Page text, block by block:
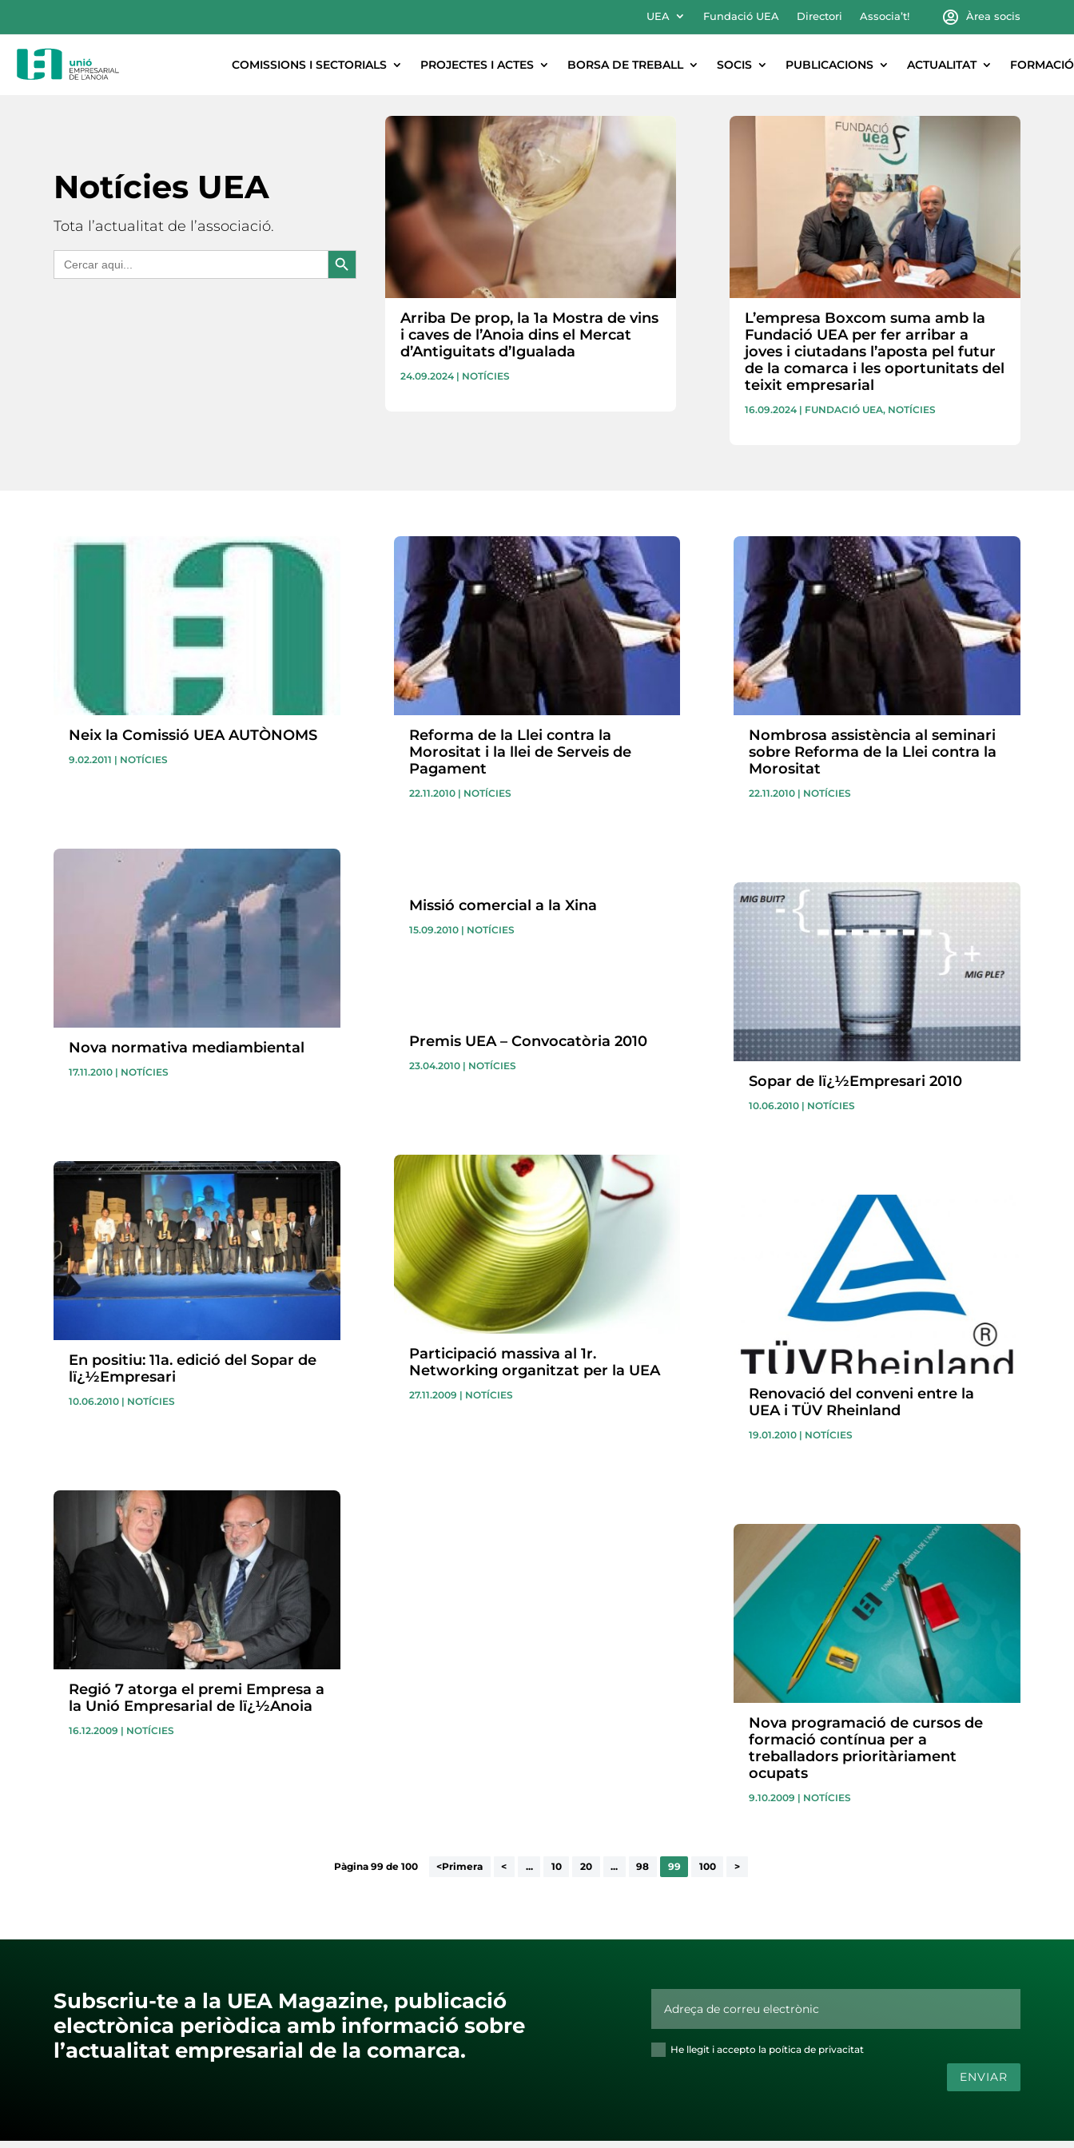
UEA Fundació UEA Directori Associa’t! Àrea socis
COMISSIONS I SECTORIALS PROJECTES I ACTES BORSA DE TREBALL SOCIS PUBLICACIONS ACTUALITAT FORMACIÓ
Notícies UEA
Tota l’actualitat de l’associació.
Search
for:
Search Button
Arriba De prop, la 1a Mostra de vins
i caves de l’Anoia dins el Mercat
d’Antiguitats d’Igualada
24.09.2024 | NOTÍCIES
L’empresa Boxcom suma amb la
Fundació UEA per fer arribar a
joves i ciutadans l’aposta pel futur
de la comarca i les oportunitats del
teixit empresarial
16.09.2024 | FUNDACIÓ UEA, NOTÍCIES
Neix la Comissió UEA AUTÒNOMS
9.02.2011 | NOTÍCIES
Nova normativa mediambiental
17.11.2010 | NOTÍCIES
En positiu: 11a. edició del Sopar de
lï¿½Empresari
10.06.2010 | NOTÍCIES
Regió 7 atorga el premi Empresa a
la Unió Empresarial de lï¿½Anoia
16.12.2009 | NOTÍCIES
Reforma de la Llei contra la
Morositat i la llei de Serveis de
Pagament
22.11.2010| NOTÍCIES
Missió comercial a la Xina
15.09.2010| NOTÍCIES
Premis UEA – Convocatòria 2010
23.04.2010| NOTÍCIES
Participació massiva al 1r.
Networking organitzat per la UEA
27.11.2009 | NOTÍCIES
Nombrosa assistència al seminari
sobre Reforma de la Llei contra la
Morositat
22.11.2010| NOTÍCIES
Sopar de lï¿½Empresari 2010
10.06.2010| NOTÍCIES
Renovació del conveni entre la
UEA i TÜV Rheinland
19.01.2010| NOTÍCIES
Nova programació de cursos de
formació contínua per a
treballadors prioritàriament
ocupats
9.10.2009 | NOTÍCIES
Pàgina 99 de 100 <Primera < ... 10 20 ... 98 99 100 >
Subscriu-te a la UEA Magazine, publicació
electrònica periòdica amb informació sobre
l’actualitat empresarial de la comarca.
He llegit i accepto la poítica de privacitat
ENVIAR